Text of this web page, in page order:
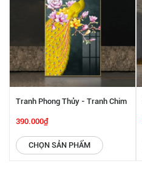
Tranh Phong Thủy - Tranh Chim
Công Và Hoa Đào SGP 442223
390.000₫
CHỌN SẢN PHẨM